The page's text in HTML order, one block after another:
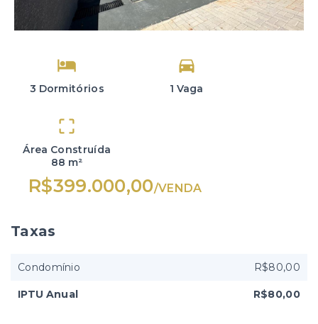
3 Dormitórios 1 Vaga
Área Construída
88 m²
R$399.000,00/VENDA
Taxas
Condomínio R$80,00
IPTU Anual R$80,00